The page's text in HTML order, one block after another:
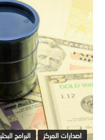
اصدارات المركز البرامج